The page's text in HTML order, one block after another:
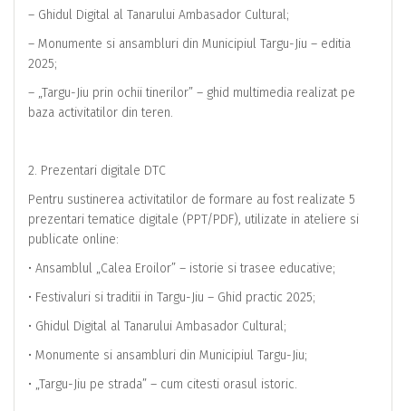
– Ghidul Digital al Tanarului Ambasador Cultural;
– Monumente si ansambluri din Municipiul Targu-Jiu – editia
2025;
– „Targu-Jiu prin ochii tinerilor” – ghid multimedia realizat pe
baza activitatilor din teren.
2. Prezentari digitale DTC
Pentru sustinerea activitatilor de formare au fost realizate 5
prezentari tematice digitale (PPT/PDF), utilizate in ateliere si
publicate online:
• Ansamblul „Calea Eroilor” – istorie si trasee educative;
• Festivaluri si traditii in Targu-Jiu – Ghid practic 2025;
• Ghidul Digital al Tanarului Ambasador Cultural;
• Monumente si ansambluri din Municipiul Targu-Jiu;
• „Targu-Jiu pe strada” – cum citesti orasul istoric.